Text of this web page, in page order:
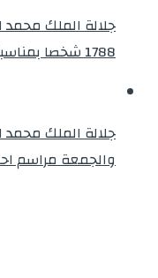
جلالة الملك
1788 شخصا بمناسبة عيد العرش المجيد
جلالة الملك
والجمعة مراسم